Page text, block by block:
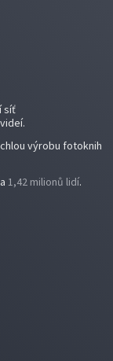
síť
výrobu fotoknih
a 1,42 milionů lidí.